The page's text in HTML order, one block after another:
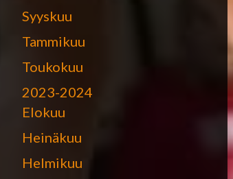
Syyskuu
Tammikuu
Toukokuu
2023-2024
Elokuu
Heinäkuu
Helmikuu